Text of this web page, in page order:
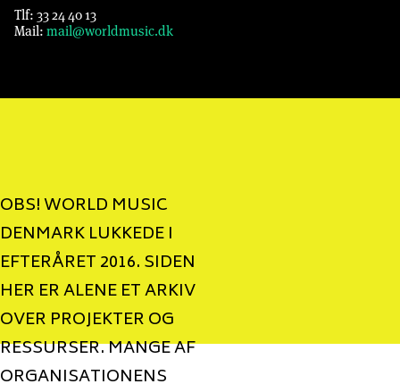
Tlf: 33 24 40 13
Mail: mail@worldmusic.dk
OBS! WORLD MUSIC
DENMARK LUKKEDE I
EFTERÅRET 2016. SIDEN
HER ER ALENE ET ARKIV
OVER PROJEKTER OG
RESSURSER. MANGE AF
ORGANISATIONENS